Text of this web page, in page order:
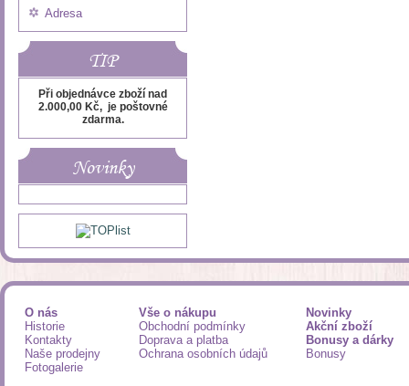
Adresa
TIP
Při objednávce zboží nad
2.000,00 Kč, je poštovné
zdarma.
Novinky
O nás
Historie
Kontakty
Naše prodejny
Fotogalerie
Vše o nákupu
Obchodní podmínky
Doprava a platba
Ochrana osobních údajů
Novinky
Akční zboží
Bonusy a dárky
Bonusy